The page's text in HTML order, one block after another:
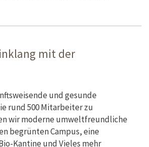
mit der
und gesunde
rund 500 Mitarbeiter zu
wir moderne umweltfreundliche
begrünten Campus, eine
Kantine und Vieles mehr